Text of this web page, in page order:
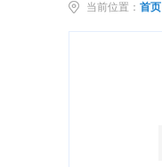
当前位置： 首页